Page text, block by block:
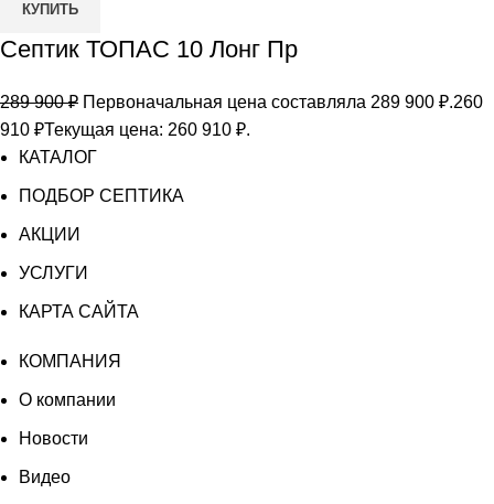
КУПИТЬ
Септик ТОПАС 10 Лонг Пр
289 900₽ Первоначальная цена составляла 289 900 ₽.260
910 ₽Текущая цена: 260 910 ₽.
КАТАЛОГ
ПОДБОР СЕПТИКА
АКЦИИ
УСЛУГИ
КАРТА САЙТА
КОМПАНИЯ
О компании
Новости
Видео